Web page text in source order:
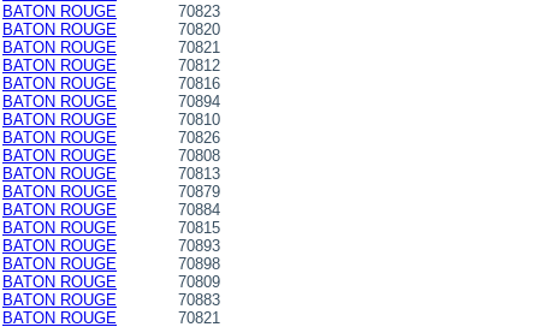
BATON ROUGE
70823
BATON ROUGE
70820
BATON ROUGE
70821
BATON ROUGE
70812
BATON ROUGE
70816
BATON ROUGE
70894
BATON ROUGE
70810
BATON ROUGE
70826
BATON ROUGE
70808
BATON ROUGE
70813
BATON ROUGE
70879
BATON ROUGE
70884
BATON ROUGE
70815
BATON ROUGE
70893
BATON ROUGE
70898
BATON ROUGE
70809
BATON ROUGE
70883
BATON ROUGE
70821